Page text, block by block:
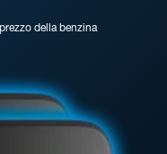
della benzina